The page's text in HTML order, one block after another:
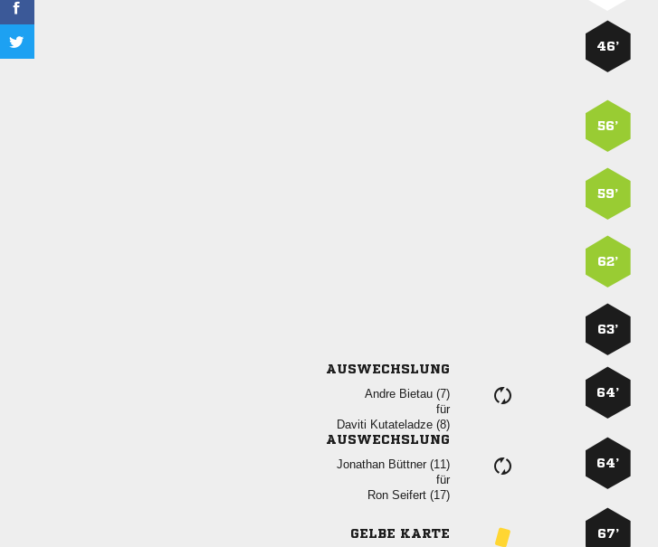
46’
56’
59’
62’
63’
AUSWECHSLUNG
  
für
  
64’
AUSWECHSLUNG
  
für
  
64’
GELBE KARTE 67’